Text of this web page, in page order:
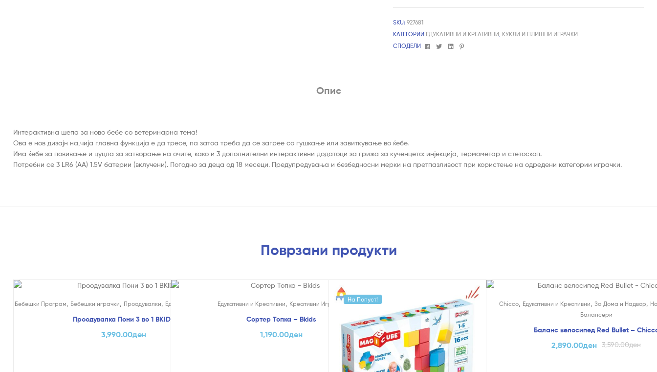
SKU:927681
КАТЕГОРИИ ЕДУКАТИВНИ И КРЕАТИВНИ КУКЛИ И ПЛИШНИ ИГРАЧКИ
СПОДЕЛИ
FacebookTwitterLinkedin
Pinterest
Опис
Интерактивна шепа за ново бебе со ветеринарна тема!
Ова е нов дизајн на,чија главна функција е да тресе, па затоа треба да се загрее со гушкање или завиткување во ќебе.
Има ќебе за повивање и цуцла за затворање на очите, како и 3 дополнителни интерактивни додатоци за грижа за кученцето: инјекција, термометар и стетоскоп.
Потребни се 3 LR6 (AA) 1.5V батерии (вклучени). Погодно за деца од 18 месеци. Предупредувања и безбедносни мерки на претпазливост при користење на одредени категории играчки.
Поврзани продукти
Бебешки Програм, Бебешки играчки, Проодувалки, Едукативни и Креативни
Проодувалка Пони 3 во 1 BKIDS
3,990.00ден
Едукативни и Креативни, Креативни Играчки
Сортер Топка – Bkids
1,190.00ден
На Попуст!
Chicco, Едукативни и Креативни,За Дома и Надвор,
Балансери
Баланс велосипед Red Bullet –
3,590.00ден
2,890.00ден